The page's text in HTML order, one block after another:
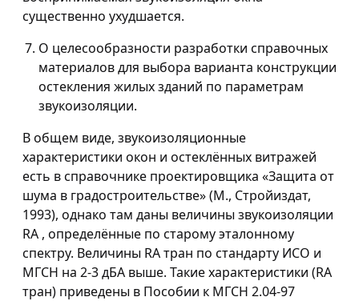
существенно ухудшается.
О целесообразности разработки справочных
материалов для выбора варианта конструкции
остекления жилых зданий по параметрам
звукоизоляции.
В общем виде, звукоизоляционные
характеристики окон и остеклённых витражей
есть в справочнике проектировщика «Защита от
шума в градостроительстве» (М., Стройиздат,
1993), однако там даны величины звукоизоляции
RA , определённые по старому эталонному
спектру. Величины RA тран по стандарту ИСО и
МГСН на 2-3 дБА выше. Такие характеристики (RA
тран) приведены в Пособии к МГСН 2.04-97